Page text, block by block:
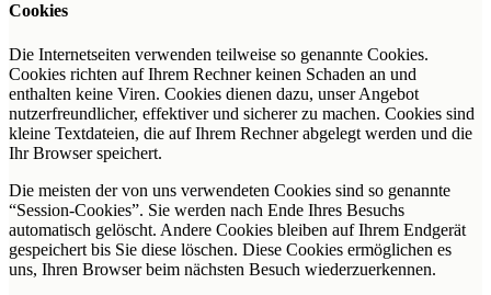
Cookies
Die Internetseiten verwenden teilweise so genannte Cookies.
Cookies richten auf Ihrem Rechner keinen Schaden an und
enthalten keine Viren. Cookies dienen dazu, unser Angebot
nutzerfreundlicher, effektiver und sicherer zu machen. Cookies sind
kleine Textdateien, die auf Ihrem Rechner abgelegt werden und die
Ihr Browser speichert.
Die meisten der von uns verwendeten Cookies sind so genannte
“Session-Cookies”. Sie werden nach Ende Ihres Besuchs
automatisch gelöscht. Andere Cookies bleiben auf Ihrem Endgerät
gespeichert bis Sie diese löschen. Diese Cookies ermöglichen es
uns, Ihren Browser beim nächsten Besuch wiederzuerkennen.